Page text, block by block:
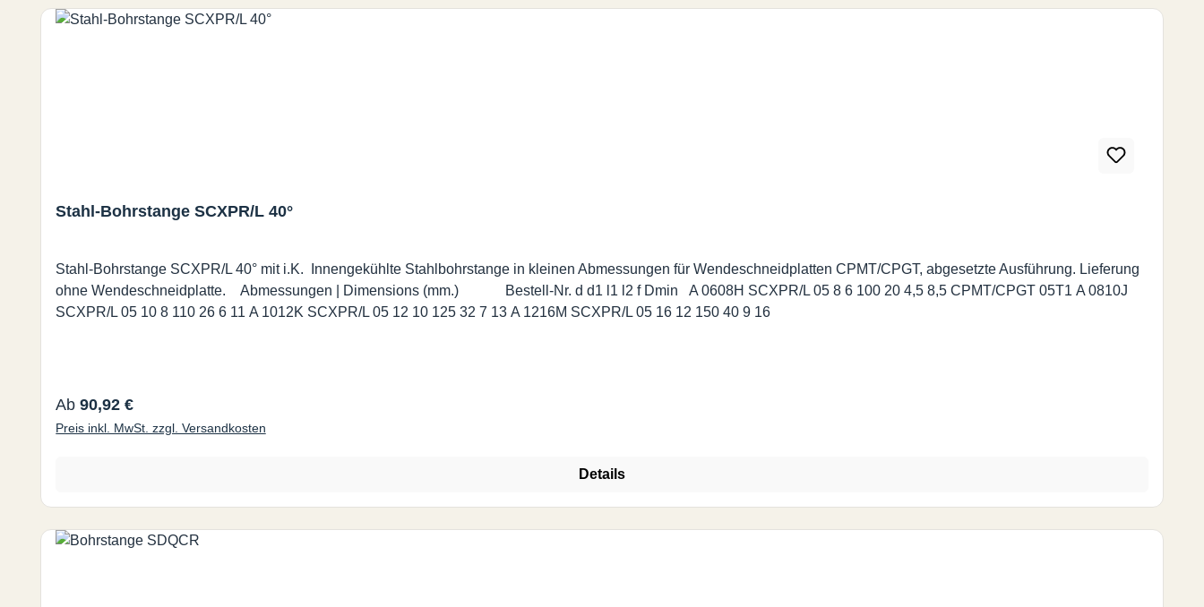
Stahl-Bohrstange SCXPR/L 40°
Stahl-Bohrstange SCXPR/L 40° mit i.K. Innengekühlte Stahlbohrstange in kleinen Abmessungen für Wendeschneidplatten CPMT/CPGT, abgesetzte Ausführung. Lieferung
ohne Wendeschneidplatte. Abmessungen | Dimensions (mm.) Bestell-Nr. d d1 l1 l2 f Dmin A 0608H SCXPR/L 05 8 6 100 20 4,5 8,5 CPMT/CPGT 05T1 A 0810J
SCXPR/L 05 10 8 110 26 6 11 A 1012K SCXPR/L 05 12 10 125 32 7 13 A 1216M SCXPR/L 05 16 12 150 40 9 16
Regulärer Preis:
Ab 90,92 €
Preis inkl. MwSt. zzgl. Versandkosten
Details